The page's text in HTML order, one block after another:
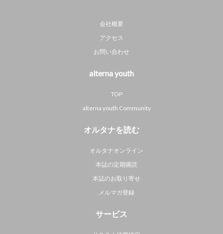
会社概要
アクセス
お問い合わせ
alterna youth
TOP
alterna youth Community
オルタナを読む
オルタナオンライン
本誌の定期購読
本誌のお取り寄せ
メルマガ登録
サービス